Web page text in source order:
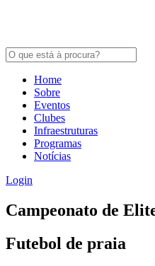
Home
Sobre
Eventos
Clubes
Infraestruturas
Programas
Notícias
Login
Campeonato de
Futebol de praia